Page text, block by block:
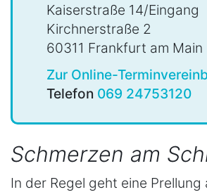
Kaiserstraße 14/Eingang
Kirchnerstraße 2
60311 Frankfurt am Main
Zur Online-
Telefon 069 24753120
Schmerzen am
In der Regel geht eine Prellung